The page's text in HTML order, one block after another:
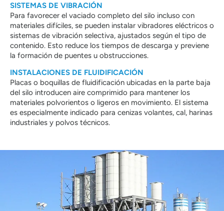
SISTEMAS DE VIBRACIÓN
Para favorecer el vaciado completo del silo incluso con
materiales difíciles, se pueden instalar vibradores eléctricos o
sistemas de vibración selectiva, ajustados según el tipo de
contenido. Esto reduce los tiempos de descarga y previene
la formación de puentes u obstrucciones.
INSTALACIONES DE FLUIDIFICACIÓN
Placas o boquillas de fluidificación ubicadas en la parte baja
del silo introducen aire comprimido para mantener los
materiales polvorientos o ligeros en movimiento. El sistema
es especialmente indicado para cenizas volantes, cal, harinas
industriales y polvos técnicos.